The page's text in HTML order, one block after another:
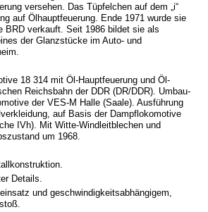
versehen. Das Tüpfelchen auf dem „i“
auf Ölhauptfeuerung. Ende 1971 wurde sie
BRD verkauft. Seit 1986 bildet sie als
der Glanzstücke im Auto- und
18 314 mit Öl-Hauptfeuerung und Öl-
Reichsbahn der DDR (DR/DDR). Umbau-
der VES-M Halle (Saale). Ausführung
auf Basis der Dampflokomotive
IVh). Mit Witte-Windleitblechen und
um 1968.
Details.
und geschwindigkeitsabhängigem,